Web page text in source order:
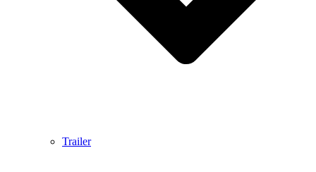
Trailer